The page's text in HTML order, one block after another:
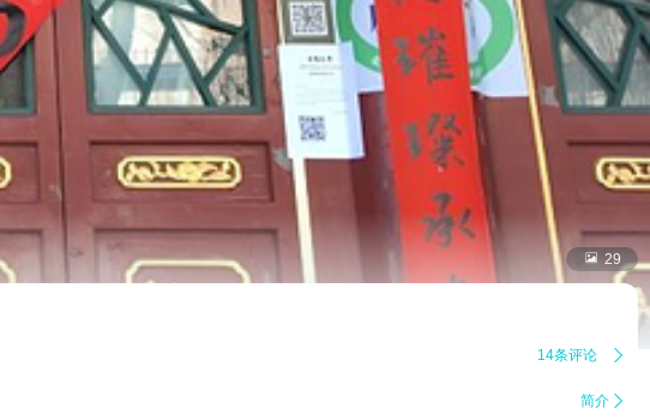
 29
14条评论 
简介 